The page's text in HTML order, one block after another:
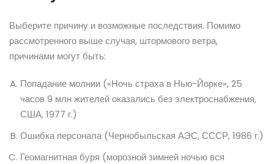
Выберите причину и возможные последствия. Помимо
рассмотренного выше случая, штормового ветра,
причинами могут быть:
Попадание молнии («Ночь страха в Нью-Йорке», 25
часов 9 млн жителей оказались без электроснабжения,
США, 1977 г.)
Ошибка персонала (Чернобыльская АЭС, СССР, 1986 г.)
Геомагнитная буря (морозной зимней ночью вся